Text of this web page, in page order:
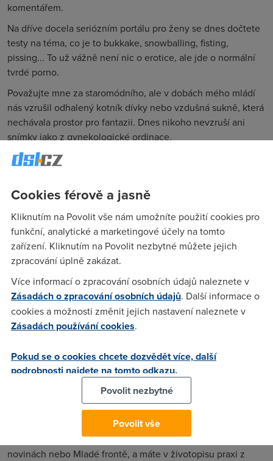
komentářem.
Na dříve docela seriózním portálu pro ženy se dnes dočtete
testy na téma, co je to bukkake, snowballing, fisting,
pissing... To už vážně není nic o erotice, ale jde o normální
tvrdé porno.
Považujte mne za staromódního, ale v dobách mého mládí
nás vzrušil odhalený kotník dívky nebo vzdušná sukně, která
nechávala prostor pro fantazii. Dnes nikoho nevzruší ani
snímky jako z gynekologické ordinace.
Vůbec mi přijde, že se fantazie vytratila i z jiných oblastí
Animované seriály pro děti jsou o skupinkách japonských
bojovníků v dětském věku, které se prokopou do dalšího
levelu, ne o princeznách, jednorožcích nebo statečných
Honzech hloupých jen naoko.
O tom však dnes nechci mluvit, to jen tak na okraj.
V souvislosti s mnoha portály vzniká potřeba je nějak plnit.
Dříve jste museli za články autorům platit. Dnes stačí stále
dokola vydávat inzeráty tohoto typu:
„Hledáme nadšené mladé autory, kteří by psali články
z oblasti té a té. Články nejsou honorovány, ale odměnou
praxe.“
Tohle je normální vyděračství. Když napíšu článek na svůj
blog, mám z toho také dobrý pocit. Podpis pod článkem je
ze zákona samozřejmostí, vy jste autorem a chrání vás
autorské právo. A potvrzení praxe? Dokážete si představit,
že se pak jdete vážně ucházet o práci třeba v Lidových
novinách nebo Mladé frontě, a máte v životopisu praxi z
Cookies férově a jasně
Kliknutím na Povolit vše nám umožníte použití cookies pro
funkční, analytické a marketingové účely na tomto
zařízení. Kliknutím na Povolit nezbytné můžete jejich
zpracování úplně zakázat.
Více informací o zpracování osobních údajů naleznete v
Zásadách o zpracování osobních údajů. Další informace o
cookies a možnosti změnit jejich nastavení naleznete v
Zásadách používání cookies.
Pokud se o cookies chcete dozvědět více, další
podrobnosti najdete na tomto odkazu.
Povolit nezbytné
Povolit vše